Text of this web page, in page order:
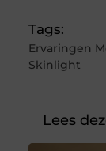
Tags:
Ervaringen
Skinlight
Lees